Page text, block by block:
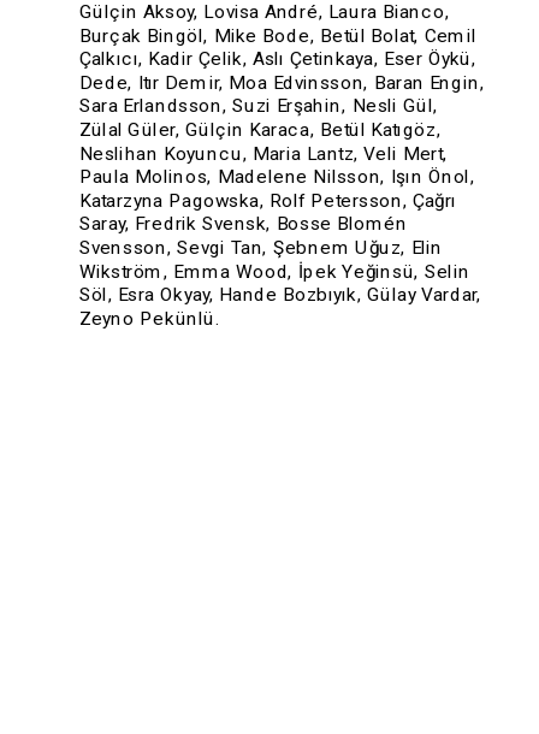
Gülçin Aksoy, Lovisa André, Laura Bianco,
Burçak Bingöl, Mike Bode, Betül Bolat, Cemil
Çalkıcı, Kadir Çelik, Aslı Çetinkaya, Eser Öykü,
Dede, Itır Demir, Moa Edvinsson, Baran Engin,
Sara Erlandsson, Suzi Erşahin, Nesli Gül,
Zülal Güler, Gülçin Karaca, Betül Katıgöz,
Neslihan Koyuncu, Maria Lantz, Veli Mert,
Paula Molinos, Madelene Nilsson, Işın Önol,
Katarzyna Pagowska, Rolf Petersson, Çağrı
Saray, Fredrik Svensk, Bosse Blomén
Svensson, Sevgi Tan, Şebnem Uğuz, Elin
Wikström, Emma Wood, İpek Yeğinsü, Selin
Söl, Esra Okyay, Hande Bozbıyık, Gülay Vardar,
Zeyno Pekünlü.